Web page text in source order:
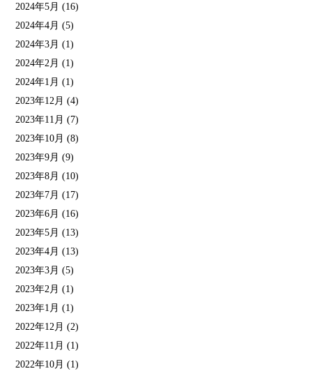
2024年5月 (16)
2024年4月 (5)
2024年3月 (1)
2024年2月 (1)
2024年1月 (1)
2023年12月 (4)
2023年11月 (7)
2023年10月 (8)
2023年9月 (9)
2023年8月 (10)
2023年7月 (17)
2023年6月 (16)
2023年5月 (13)
2023年4月 (13)
2023年3月 (5)
2023年2月 (1)
2023年1月 (1)
2022年12月 (2)
2022年11月 (1)
2022年10月 (1)